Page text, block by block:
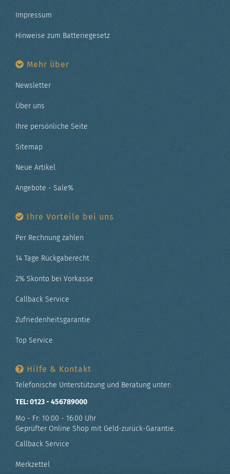
Impressum
Hinweise zum Batteriegesetz
Mehr über
Newsletter
Über uns
Ihre persönliche Seite
Sitemap
Neue Artikel
Angebote - Sale%
Ihre Vorteile bei uns
Per Rechnung zahlen
14 Tage Rückgaberecht
2% Skonto bei Vorkasse
Callback Service
Zufriedenheitsgarantie
Top Service
Hilfe & Kontakt
Telefonische Unterstützung und Beratung unter:
TEL: 0123 - 456789000
Mo - Fr: 10:00 - 16:00 Uhr
Geprüfter Online Shop mit Geld-zurück-Garantie.
Callback Service
Merkzettel